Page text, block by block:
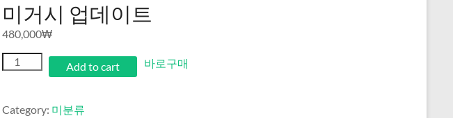
미거시 업데이트
480,000₩
Add to cart 바로구매
Category: 미분류